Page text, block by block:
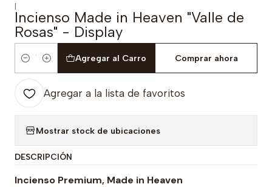
|
Incienso Made in Heaven "Valle de
Rosas" - Display
Cantidad
Agregar al Carro Comprar ahora
Agregar a la lista de favoritos
Mostrar stock de ubicaciones
DESCRIPCIÓN
Incienso Premium, Made in Heaven